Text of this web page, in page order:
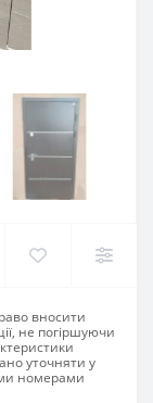
вносити
не погіршуючи
уточняти у
номерами